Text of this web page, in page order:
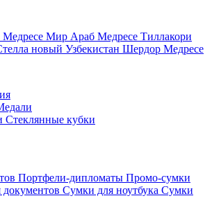
Медресе Мир Араб Медресе Тиллакори
новый Узбекистан Шердор Медресе
Стеклянные кубки
Портфели-дипломаты Промо-сумки
Сумки для ноутбука Сумки